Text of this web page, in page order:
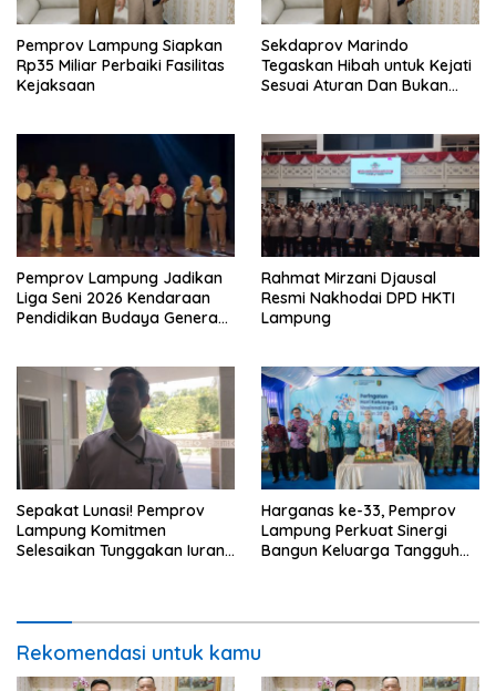
Pemprov Lampung Siapkan
Rp35 Miliar Perbaiki Fasilitas
Kejaksaan
Sekdaprov Marindo
Tegaskan Hibah untuk Kejati
Sesuai Aturan Dan Bukan
Pemprov Lampung Jadikan
Liga Seni 2026 Kendaraan
Pendidikan Budaya Generasi
Rahmat Mirzani Djausal
Resmi Nakhodai DPD HKTI
Lampung
Sepakat Lunasi! Pemprov
Lampung Komitmen
Selesaikan Tunggakan Iuran
Harganas ke-33, Pemprov
Lampung Perkuat Sinergi
Bangun Keluarga Tangguh
Rekomendasi untuk kamu